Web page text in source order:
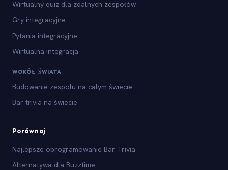
Wirtualny quiz dla zdalnych zespołów
Gry integracyjne
Pytania integracyjne
Wirtualna integracja
WOKÓŁ ŚWIATA
Budowanie zespołu na całym świecie
Bar trivia na świecie
Porównaj
Najlepsze oprogramowanie Bar Trivia
Alternatywa dla Buzztime